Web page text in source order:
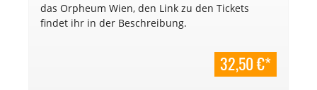
das Orpheum Wien, den Link zu den Tickets
findet ihr in der Beschreibung.
32,50 €*